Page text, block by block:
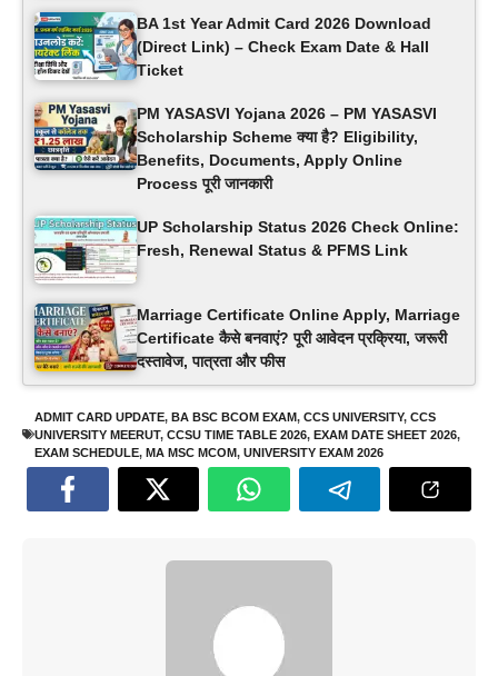
BA 1st Year Admit Card 2026 Download
(Direct Link) – Check Exam Date & Hall
Ticket
PM YASASVI Yojana 2026 – PM YASASVI
Scholarship Scheme क्या है? Eligibility,
Benefits, Documents, Apply Online
Process पूरी जानकारी
UP Scholarship Status 2026 Check Online:
Fresh, Renewal Status & PFMS Link
Marriage Certificate Online Apply, Marriage
Certificate कैसे बनवाएं? पूरी आवेदन प्रक्रिया, जरूरी
दस्तावेज, पात्रता और फीस
ADMIT CARD UPDATE, BA BSC BCOM EXAM, CCS UNIVERSITY, CCS
UNIVERSITY MEERUT, CCSU TIME TABLE 2026, EXAM DATE SHEET 2026,
EXAM SCHEDULE, MA MSC MCOM, UNIVERSITY EXAM 2026